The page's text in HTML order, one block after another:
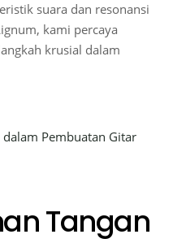
suara dan resonansi
kami percaya
krusial dalam
Tangan